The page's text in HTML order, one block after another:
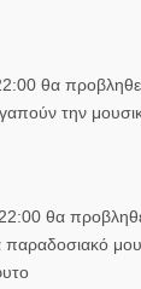
θα
την
θα